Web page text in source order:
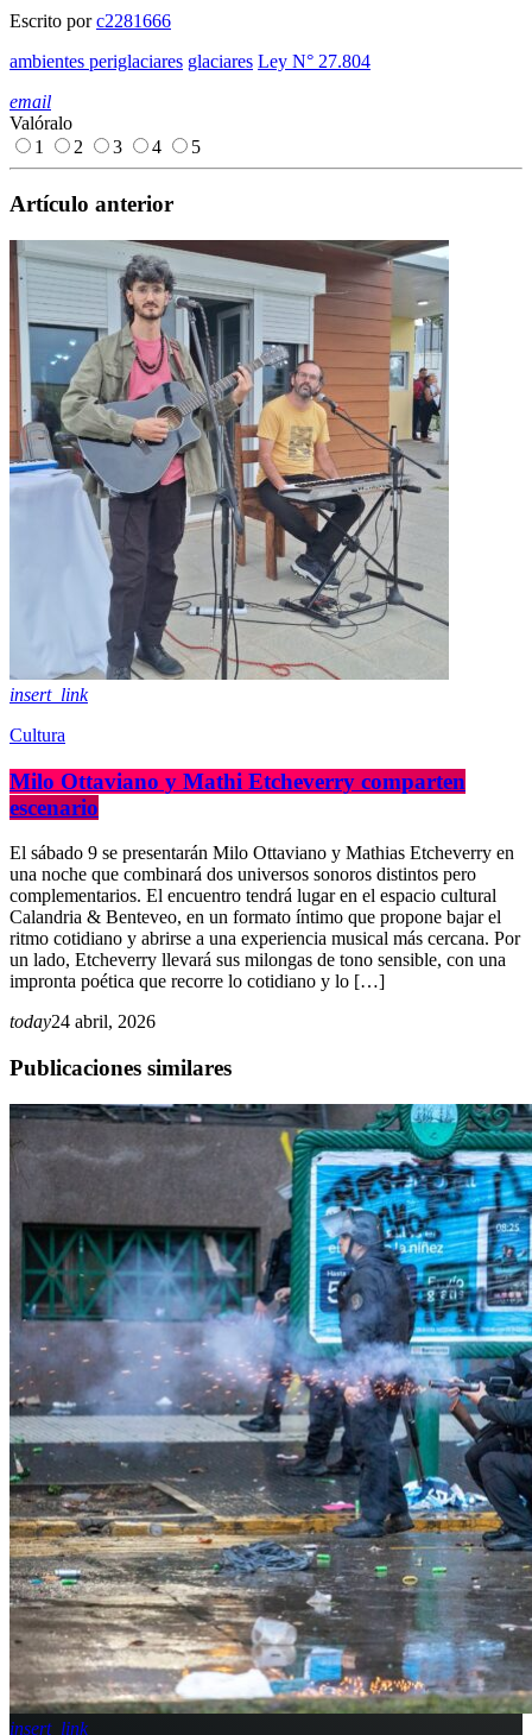
Escrito porc2281666
ambientes periglaciares glaciares Ley N° 27.804
email
Valóralo
1
2 3 4 5
Artículo anterior
insert_link
Cultura
Milo Ottaviano y Mathi Etcheverry comparten
escenario
El sábado 9 se presentarán Milo Ottaviano y Mathias Etcheverry en
una noche que combinará dos universos sonoros distintos pero
complementarios. El encuentro tendrá lugar en el espacio cultural
Calandria & Benteveo, en un formato íntimo que propone bajar el
ritmo cotidiano y abrirse a una experiencia musical más cercana. Por
un lado, Etcheverry llevará sus milongas de tono sensible, con una
impronta poética que recorre lo cotidiano y lo […]
today24 abril, 2026
Publicaciones similares
insert_link